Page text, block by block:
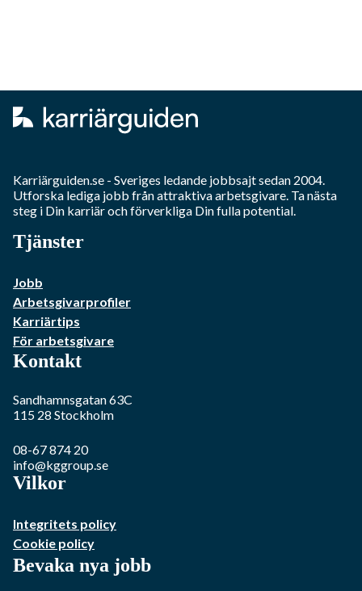
Karriärguiden.se - Sveriges ledande jobbsajt sedan 2004.
Utforska lediga jobb från attraktiva arbetsgivare. Ta nästa
steg i Din karriär och förverkliga Din fulla potential.
Tjänster
Jobb
Arbetsgivarprofiler
Karriärtips
För arbetsgivare
Kontakt
Sandhamnsgatan 63C
115 28 Stockholm
08-67 874 20
info@kggroup.se
Vilkor
Integritets policy
Cookie policy
Bevaka nya jobb